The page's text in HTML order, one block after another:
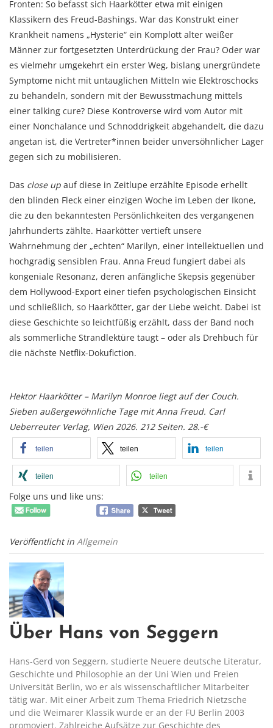
Fronten: So befasst sich Haarkötter etwa mit einigen
Klassikern des Freud-Bashings. War das Konstrukt einer
Krankheit namens „Hysterie“ ein Komplott alter weißer
Männer zur fortgesetzten Unterdrückung der Frau? Oder war
es vielmehr umgekehrt ein erster Weg, bislang unergründete
Symptome nicht mit untauglichen Mitteln wie Elektroschocks
zu behandeln, sondern mit der Bewusstmachung mittels
einer talking cure? Diese Kontroverse wird vom Autor mit
einer Nonchalance und Schnoddrigkeit abgehandelt, die dazu
angetan ist, die Vertreter*innen beider unversöhnlicher Lager
gegen sich zu mobilisieren.
Das close up auf diese in Zeitlupe erzählte Episode erhellt
den blinden Fleck einer einzigen Woche im Leben der Ikone,
die zu den bekanntesten Persönlichkeiten des vergangenen
Jahrhunderts zählte. Haarkötter vertieft unsere
Wahrnehmung der „echten“ Marilyn, einer intellektuellen und
hochgradig sensiblen Frau. Anna Freud fungiert dabei als
kongeniale Resonanz, deren anfängliche Skepsis gegenüber
dem Hollywood-Export einer tiefen psychologischen Einsicht
und schließlich, so Haarkötter, gar der Liebe weicht. Dabei ist
diese Geschichte so leichtfüßig erzählt, dass der Band noch
als sommerliche Strandlektüre taugt – oder als Drehbuch für
die nächste Netflix-Dokufiction.
Hektor Haarkötter – Marilyn Monroe liegt auf der Couch.
Sieben außergewöhnliche Tage mit Anna Freud. Carl
Ueberreuter Verlag, Wien 2026. 212 Seiten. 28.-€
teilen teilen teilen
teilen teilen
Folge uns und like uns:
Veröffentlicht in Allgemein
Über Hans von Seggern
Hans-Gerd von Seggern, studierte Neuere deutsche Literatur,
Geschichte und Philosophie an der Uni Wien und Freien
Universität Berlin, wo er als wissenschaftlicher Mitarbeiter
tätig war. Mit einer Arbeit zum Thema Friedrich Nietzsche
und die Weimarer Klassik wurde er an der FU Berlin 2003
promoviert. Zahlreiche Aufsätze zur Geschichte des